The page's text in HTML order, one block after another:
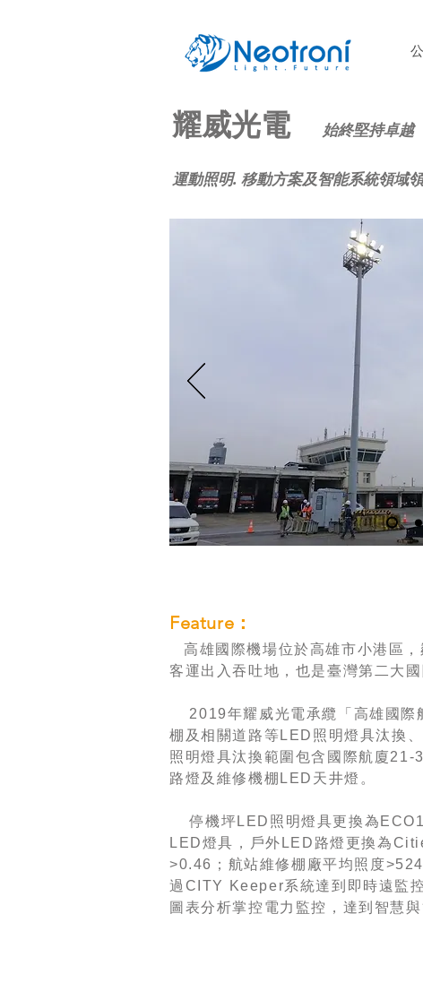
耀威光電 始終堅持卓越
運動照明. 移動方案及智能系統領域
Feature：
高雄國際機場位於高雄市小港區
客運出入吞吐地，也是臺灣第二大
2019年耀威光電承纜「高雄國際
棚及相關道路等LED照明燈具汰換
照明燈具汰換範圍包含國際航廈
路燈及維修機棚LED天井燈。
停機坪LED照明燈具更換為
LED燈具，戶外LED路燈更換為
>0.46；航站維修棚廠平均照度
過CITY Keeper系統達到即時遠監
圖表分析掌控電力監控，達到智慧與